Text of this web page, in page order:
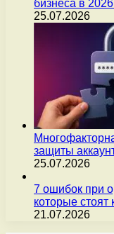
бизнеса в
25.07.2026
защиты
25.07.2026
7 ошибок при
которые стоят
21.07.2026